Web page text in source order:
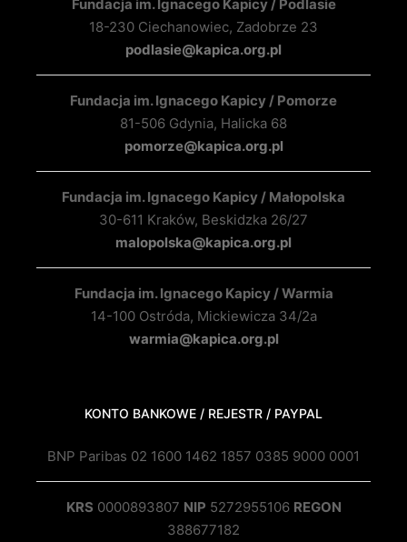
Fundacja im. Ignacego Kapicy / Podlasie
18-230 Ciechanowiec, Zadobrze 23
podlasie@kapica.org.pl
Fundacja im. Ignacego Kapicy / Pomorze
81-506 Gdynia, Halicka 68
pomorze@kapica.org.pl
Fundacja im. Ignacego Kapicy / Małopolska
30-611 Kraków, Beskidzka 26/27
malopolska@kapica.org.pl
Fundacja im. Ignacego Kapicy / Warmia
14-100 Ostróda, Mickiewicza 34/2a
warmia@kapica.org.pl
KONTO BANKOWE / REJESTR / PAYPAL
BNP Paribas 02 1600 1462 1857 0385 9000 0001
KRS 0000893807 NIP 5272955106 REGON
388677182